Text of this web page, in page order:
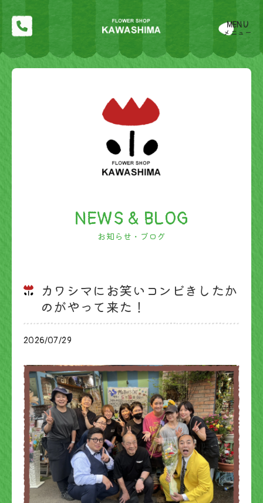
MENU
メニュー
NEWS & BLOG
お知らせ・ブログ
カワシマにお笑いコンビきしたか
のがやって来た！
2026/07/29